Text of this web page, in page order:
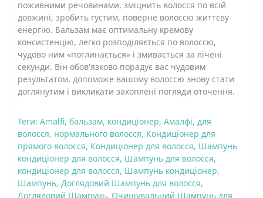
поживними речовинами, зміцнить волосся по всій
довжині, зробить густим, поверне волоссю життєву
енергію. Бальзам має оптимальну кремову
консистенцію, легко розподіляється по волоссю,
чудово ним «поглинається» і змивається за лічені
секунди. Він обов'язково порадує вас чудовим
результатом, допоможе вашому волоссю знову стати
доглянутим і викликати захоплені погляди оточення.
Теги: Amalfi, бальзам, кондиціонер, Амалфі, для
волосся, нормального волосся, Кондиціонер для
прямого волосся, Кондиціонер для волосся, Шампунь
кондиціонер для волосся, Шампунь для волосся,
кондиціонер для волосся, Шампунь кондиціонер,
Шампунь, Доглядовий Шампунь для волосся,
Доглядовий Шампунь, Очищувальний Шампунь для